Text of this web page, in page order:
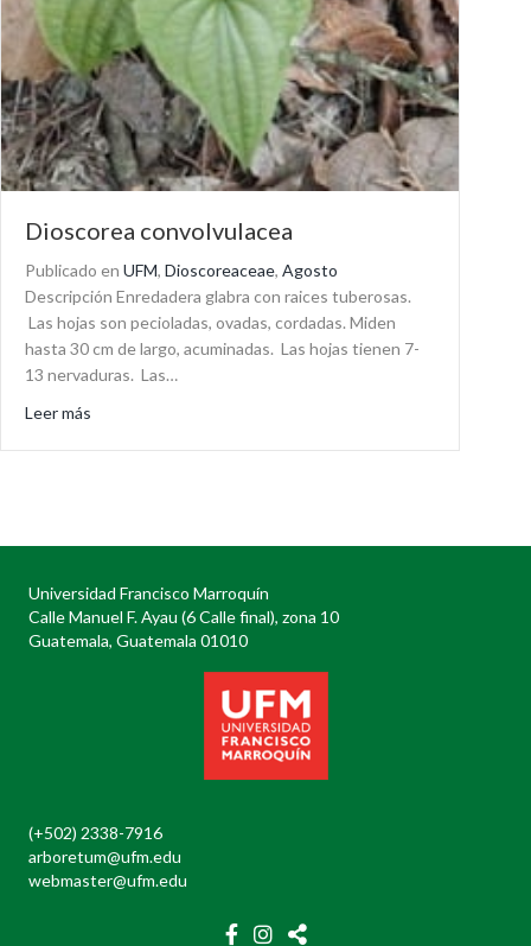
Dioscorea convolvulacea
Publicado en UFM, Dioscoreaceae, Agosto
Descripción Enredadera glabra con raices tuberosas.
Las hojas son pecioladas, ovadas, cordadas. Miden
hasta 30 cm de largo, acuminadas. Las hojas tienen 7-
13 nervaduras. Las…
Leer más
Universidad Francisco Marroquín
Calle Manuel F. Ayau (6 Calle final), zona 10
Guatemala, Guatemala 01010
(+502) 2338-7916
arboretum@ufm.edu
webmaster@ufm.edu